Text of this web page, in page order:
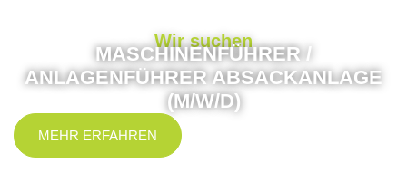
Wir suchen
MASCHINENFÜHRER /
ANLAGENFÜHRER ABSACKANLAGE
(M/W/D)
MEHR ERFAHREN